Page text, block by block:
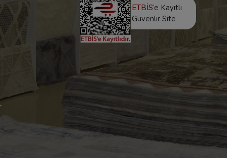
ETBİS’e Kayıtlı
Güvenlir Site